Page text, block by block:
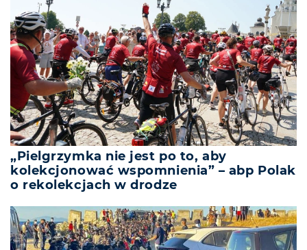
„Pielgrzymka nie jest po to, aby
kolekcjonować wspomnienia” – abp Polak
o rekolekcjach w drodze